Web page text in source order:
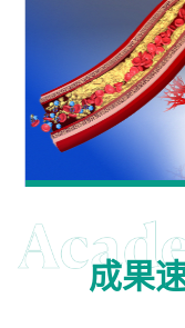
成果